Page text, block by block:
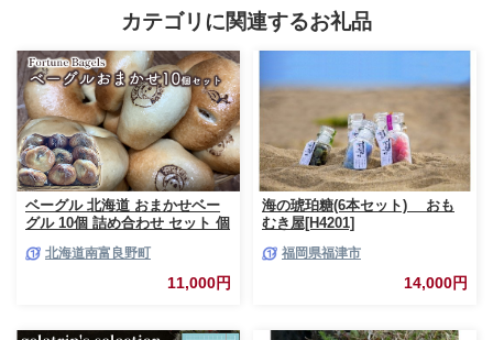
カテゴリに関連するお礼品
ベーグル 北海道 おまかせベー
グル 10個 詰め合わせ セット 個
酵母 天然酵母パン ナッツ チョ
コ チーズ レーズン いちじく ベ
ーコン ソーセージ キャラメル
北海道南富良野町
11,000円
海の琥珀糖(6本セット) おも
むき屋[H4201]
福岡県福津市
14,000円